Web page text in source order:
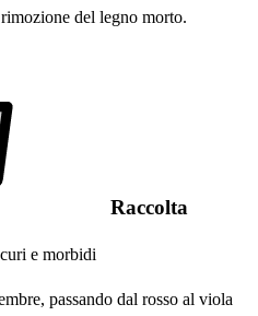
del legno morto.
Raccolta
e morbidi
passando dal rosso al viola